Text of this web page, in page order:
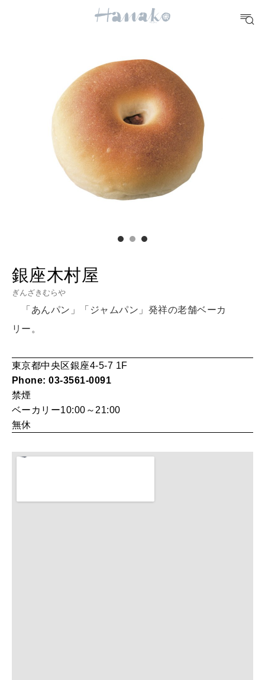
10 CATEGORIES
おいしい
TRAVEL
どこ行く？
FORTUNE
明日のわたし
[12星座別] Monthly Love Holoscope
女神まり愛のタロットメッセージ
自分にやさしく
ママもいろいろ
SUSTAINABLE
銀座木村屋
ぎんざきむらや
「あんパン」「ジャムパン」発祥の老舗ベーカ
リー。
東京都中央区銀座4-5-7 1F
Phone: 03-3561-0091
禁煙
ベーカリー10:00～21:00
無休